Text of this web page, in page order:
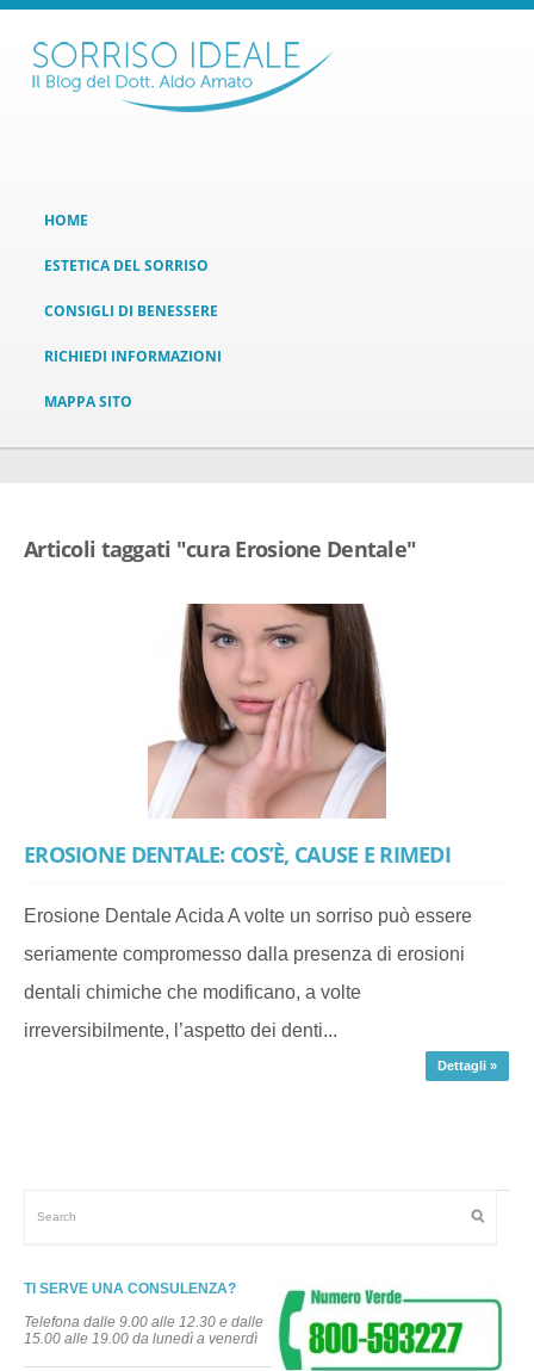
HOME
ESTETICA DEL SORRISO
CONSIGLI DI BENESSERE
RICHIEDI INFORMAZIONI
MAPPA SITO
Articoli taggati "cura Erosione Dentale"
EROSIONE DENTALE: COS’È, CAUSE E RIMEDI
Erosione Dentale Acida A volte un sorriso può essere
seriamente compromesso dalla presenza di erosioni
dentali chimiche che modificano, a volte
irreversibilmente, l’aspetto dei denti...
Dettagli »
TI SERVE UNA CONSULENZA?
Telefona dalle 9.00 alle 12.30 e dalle
15.00 alle 19.00 da lunedì a venerdì